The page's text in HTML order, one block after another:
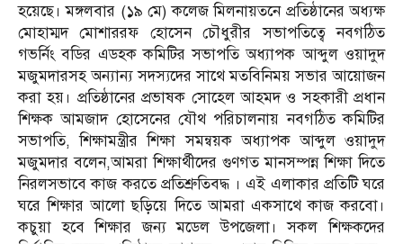
হয়েছে। মঙ্গলবার (১৯ মে) কলেজ মিলনায়তনে প্রতিষ্ঠানের অধ্যক্ষ
মোহাম্মদ মোশাররফ হোসেন চৌধুরীর সভাপতিত্বে নবগঠিত
গভর্নিং বডির এডহক কমিটির সভাপতি অধ্যাপক আব্দুল ওয়াদুদ
মজুমদারসহ অন্যান্য সদস্যদের সাথে মতবিনিময় সভার আয়োজন
করা হয়। প্রতিষ্ঠানের প্রভাষক সোহেল আহমদ ও সহকারী প্রধান
শিক্ষক আমজাদ হোসেনের যৌথ পরিচালনায় নবগঠিত কমিটির
সভাপতি, শিক্ষামন্ত্রীর শিক্ষা সমন্বয়ক অধ্যাপক আব্দুল ওয়াদুদ
মজুমদার বলেন,আমরা শিক্ষার্থীদের গুণগত মানসম্পন্ন শিক্ষা দিতে
নিরলসভাবে কাজ করতে প্রতিশ্রুতিবদ্ধ । এই এলাকার প্রতিটি ঘরে
ঘরে শিক্ষার আলো ছড়িয়ে দিতে আমরা একসাথে কাজ করবো।
কচুয়া হবে শিক্ষার জন্য মডেল উপজেলা। সকল শিক্ষকদের